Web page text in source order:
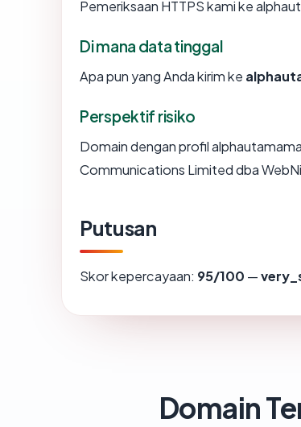
Pemeriksaan HTTPS kami ke
Di mana data tinggal
Apa pun yang Anda kirim ke
Perspektif risiko
Domain dengan profil
Communications Limited dba
Putusan
Skor kepercayaan: 95/100 —
Domain